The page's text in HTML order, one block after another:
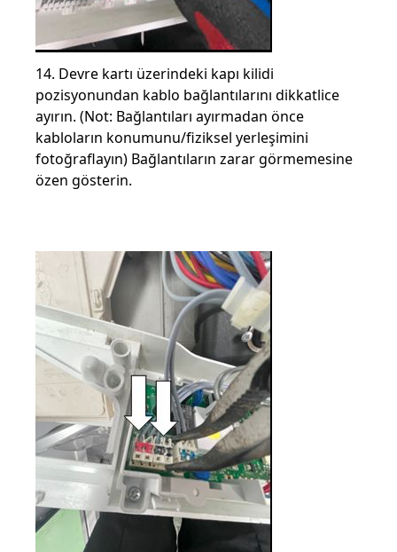
14. Devre kartı üzerindeki kapı kilidi
pozisyonundan kablo bağlantılarını dikkatlice
ayırın. (Not: Bağlantıları ayırmadan önce
kabloların konumunu/fiziksel yerleşimini
fotoğraflayın) Bağlantıların zarar görmemesine
özen gösterin.